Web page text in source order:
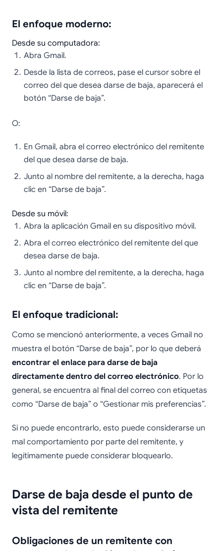
El enfoque moderno:
Desde su computadora:
Abra Gmail.
Desde la lista de correos, pase el cursor sobre el
correo del que desea darse de baja, aparecerá el
botón “Darse de baja”.
O:
En Gmail, abra el correo electrónico del remitente
del que desea darse de baja.
Junto al nombre del remitente, a la derecha, haga
clic en “Darse de baja”.
Desde su móvil:
Abra la aplicación Gmail en su dispositivo móvil.
Abra el correo electrónico del remitente del que
desea darse de baja.
Junto al nombre del remitente, a la derecha, haga
clic en “Darse de baja”.
El enfoque tradicional:
Como se mencionó anteriormente, a veces Gmail no
muestra el botón “Darse de baja”, por lo que deberá
encontrar el enlace para darse de baja
directamente dentro del correo electrónico. Por lo
general, se encuentra al final del correo con etiquetas
como “Darse de baja” o “Gestionar mis preferencias”.
Si no puede encontrarlo, esto puede considerarse un
mal comportamiento por parte del remitente, y
legítimamente puede considerar bloquearlo.
Darse de baja desde el punto de
vista del remitente
Obligaciones de un remitente con